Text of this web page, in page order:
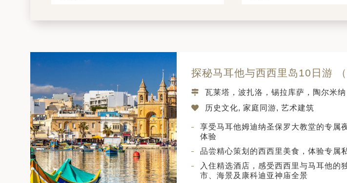
探秘马耳他与西西里岛10日游
瓦莱塔，波扎洛，锡拉库萨，陶尔米
历史文化, 家庭同游, 艺术建筑
享受马耳他姆迪纳圣保罗大教堂的专属
体验
品尝精心策划的西西里美食，体验专属
入住精选酒店，感受西西里与马耳他的
市、海景及康科迪亚神庙全景